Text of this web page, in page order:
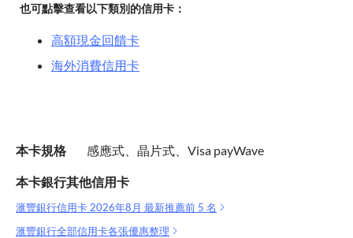
也可點擊查看以下類別的信用卡：
高額現金回饋卡
海外消費信用卡
本卡規格 感應式、晶片式、Visa payWave
本卡銀行其他信用卡
滙豐銀行信用卡 2026年8月 最新推薦前 5 名
滙豐銀行全部信用卡各張優惠整理